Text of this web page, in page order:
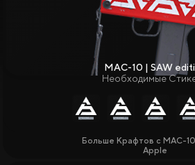
Сайты Steam
MAC-10 | SAW
Больше Крафтов с MAC-
Apple